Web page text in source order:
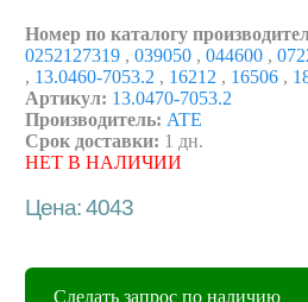
Номер по каталогу
0252127319 , 039050 , 044600 ,
, 13.0460-7053.2 , 16212 , 16506 ,
Артикул: 13.0470-7053.2
Производитель: ATE
Срок доставки: 1 дн.
НЕТ В НАЛИЧИИ
Цена: 4043
Сделать запрос по наличию